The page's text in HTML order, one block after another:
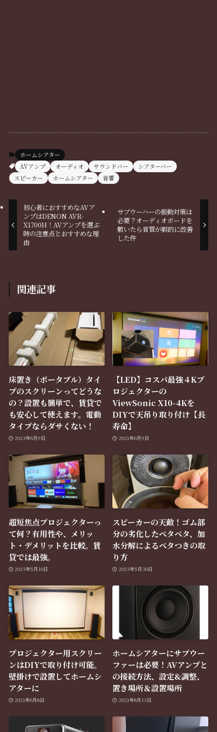
ホームシアター
AVアンプ
オーディオ サウンドバー
シアターバー
スピーカー
ホームシアター 音響
初心者におすすめなAVア
ンプはDENON AVR-
X1700H！AVアンプを選ぶ
時の注意点とおすすめな理
由
サブウーハーの振動対策は
必要？オーディオボードを
敷いたら音質が劇的に改善
した件
関連記事
床置き（ポータブル）タイ
プのスクリーンってどうな
の？設置も簡単で、賃貸で
も安心して使えます。電動
タイプならダサくない！
2023年6月9日
【LED】コスパ最強４Kプ
ロジェクターの
ViewSonic X10-4Kを
DIYで天吊り取り付け【長
寿命】
2021年6月9日
超短焦点プロジェクターっ
て何？有用性や、メリッ
ト・デメリットを比較。賃
貸では最強。
2023年5月10日
スピーカーの天敵！ゴム部
分の劣化したベタベタ、加
水分解によるベタつきの取
り方
2023年5月30日
プロジェクター用スクリー
ンはDIYで取り付け可能。
壁掛けで設置してホームシ
アターに
2021年6月8日
ホームシアターにサブウー
ファーは必要！AVアンプと
の接続方法、設定&調整、
置き場所＆設置場所
2021年8月13日